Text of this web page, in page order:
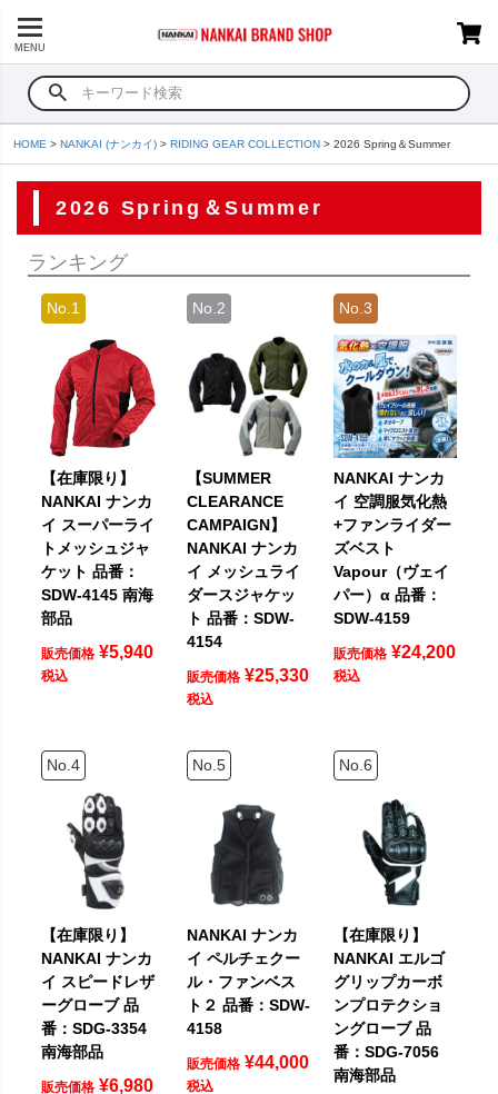
MENU
HOME NANKAI (ナンカイ) RIDING GEAR COLLECTION 2026 Spring＆Summer
2026 Spring＆Summer
ランキング
【在庫限り】
NANKAI ナンカ
イ スーパーライ
トメッシュジャ
ケット 品番：
SDW-4145 南海
部品
販売価格 ¥5,940
税込
【SUMMER
CLEARANCE
CAMPAIGN】
NANKAI ナンカ
イ メッシュライ
ダースジャケッ
ト 品番：SDW-
4154
販売価格 ¥25,330
税込
NANKAI ナンカ
イ 空調服気化熱
+ファンライダー
ズベスト
Vapour（ヴェイ
パー）α 品番：
SDW-4159
販売価格 ¥24,200
税込
【在庫限り】
NANKAI ナンカ
イ スピードレザ
ーグローブ 品
番：SDG-3354
南海部品
販売価格 ¥6,980
NANKAI ナンカ
イ ペルチェクー
ル・ファンベス
ト２ 品番：SDW-
4158
販売価格 ¥44,000
税込
【在庫限り】
NANKAI エルゴ
グリップカーボ
ンプロテクショ
ングローブ 品
番：SDG-7056
南海部品